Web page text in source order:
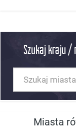
Szukaj kraju /
Miasta